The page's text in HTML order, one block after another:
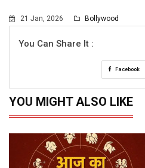
21 Jan, 2026 Bollywood
You Can Share It :
Facebook
YOU MIGHT ALSO LIKE